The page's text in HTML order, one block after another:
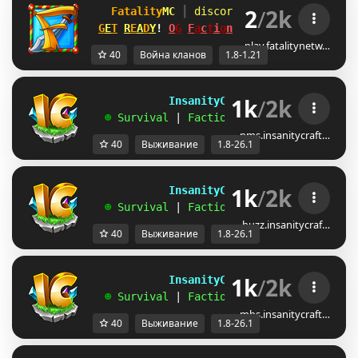
FatalityMC discord.gg/fatalitymc
GET READY! OG Faction MAP #14 SATURDAY!
2/2k
play.fatalitynetw…
40 Война кланов 1.8-1.21
InsanityCraft || 1.8 - 26.1
☻ Survival Factions | Skyblock
1k/2k
pms.insanitycraft…
40 Выживание 1.8-26.1
InsanityCraft || 1.8 - 26.1
☻ Survival Factions | Skyblock
1k/2k
buzz.insanitycraf…
40 Выживание 1.8-26.1
InsanityCraft || 1.8 - 26.1
☻ Survival Factions | Skyblock
1k/2k
mbs.insanitycraft…
40 Выживание 1.8-26.1